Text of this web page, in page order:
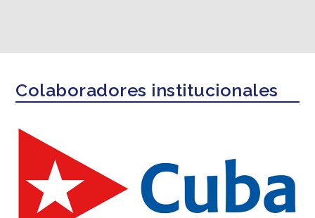
Colaboradores institucionales